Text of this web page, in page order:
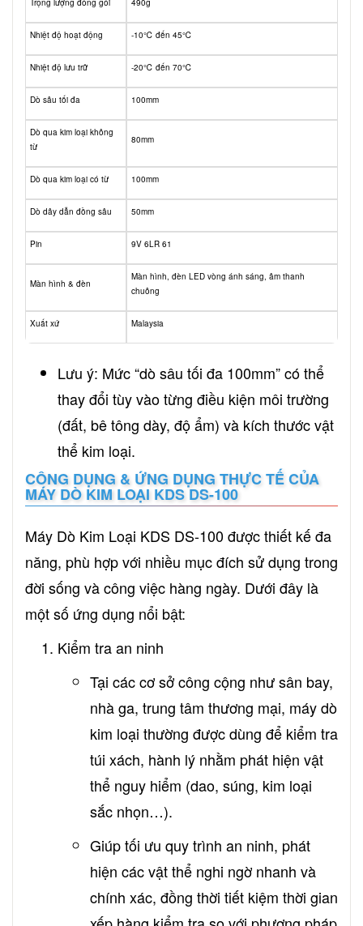
Nhiệt độ hoạt động -10℃ đến 45℃
Nhiệt độ lưu trữ -20℃ đến 70℃
Dò sâu tối đa 100mm
Dò qua kim loại không
từ
80mm
Dò qua kim loại có từ 100mm
Dò dây dẫn đồng sâu 50mm
Pin 9V 6LR 61
Màn hình & đèn
Màn hình, đèn LED vòng ánh sáng, âm thanh
chuông
Xuất xứ Malaysia
Lưu ý: Mức “dò sâu tối đa 100mm” có thể
thay đổi tùy vào từng điều kiện môi trường
(đất, bê tông dày, độ ẩm) và kích thước vật
thể kim loại.
CÔNG DỤNG & ỨNG DỤNG THỰC TẾ CỦA
MÁY DÒ KIM LOẠI KDS DS-100
Máy Dò Kim Loại KDS DS-100 được thiết kế đa
năng, phù hợp với nhiều mục đích sử dụng trong
đời sống và công việc hàng ngày. Dưới đây là
một số ứng dụng nổi bật:
Kiểm tra an ninh
Tại các cơ sở công cộng như sân bay,
nhà ga, trung tâm thương mại, máy dò
kim loại thường được dùng để kiểm tra
túi xách, hành lý nhằm phát hiện vật
thể nguy hiểm (dao, súng, kim loại
sắc nhọn…).
Giúp tối ưu quy trình an ninh, phát
hiện các vật thể nghi ngờ nhanh và
chính xác, đồng thời tiết kiệm thời gian